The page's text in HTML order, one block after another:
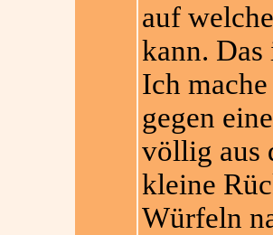
auf
kann. Das
Ich
gegen
völlig aus
kleine
Würfeln